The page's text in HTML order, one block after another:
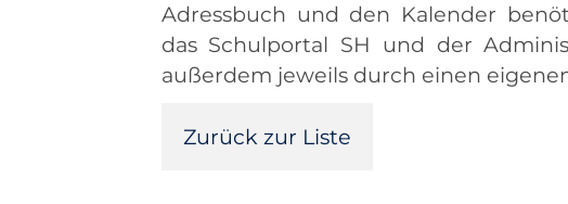
Adressbuch und den Kalender
das Schulportal SH und der
außerdem jeweils durch einen
Zurück zur Liste